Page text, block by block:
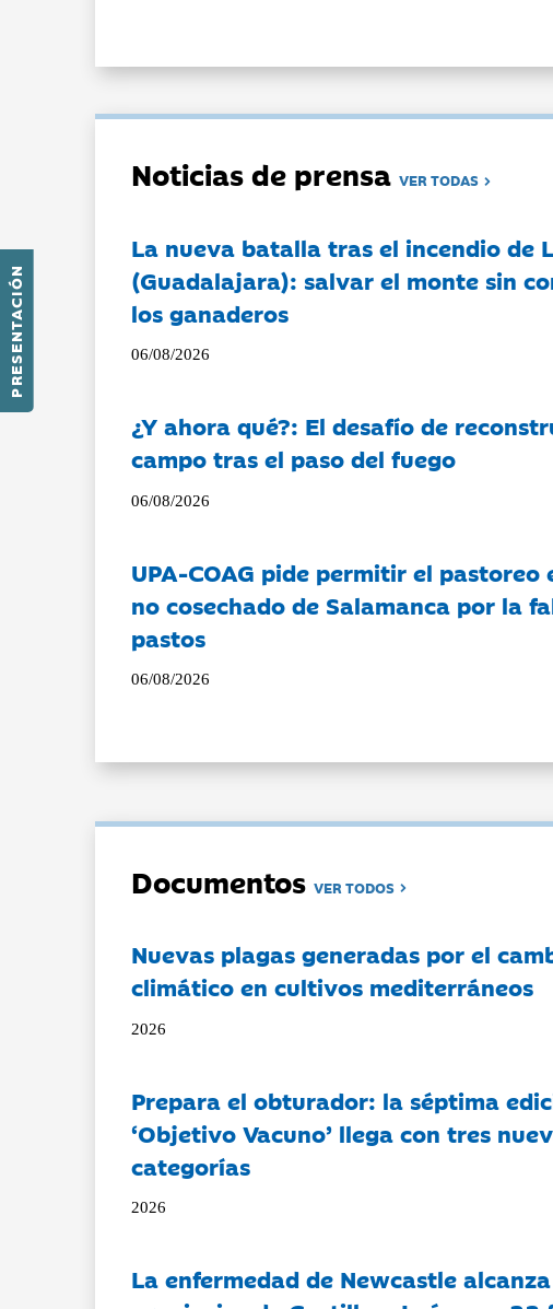
PRESENTACIÓN
Noticias de prensaVER TODAS
La nueva batalla tras el incendio de
(Guadalajara): salvar el monte sin
los ganaderos
06/08/2026
¿Y ahora qué?: El desafío de
campo tras el paso del fuego
06/08/2026
UPA-COAG pide permitir el pastoreo
no cosechado de Salamanca por la
pastos
06/08/2026
DocumentosVER TODOS
Nuevas plagas generadas por el
climático en cultivos mediterráneos
2026
Prepara el obturador: la séptima
‘Objetivo Vacuno’ llega con tres
categorías
2026
La enfermedad de Newcastle